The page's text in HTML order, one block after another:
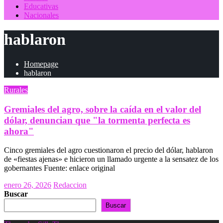
Educativas
Nacionales
hablaron
Homepage
hablaron
Rurales
Gremiales del agro, sobre la caída en el valor del
dólar, denuncian que "la tormenta perfecta es
ahora"
Cinco gremiales del agro cuestionaron el precio del dólar, hablaron
de «fiestas ajenas» e hicieron un llamado urgente a la sensatez de los
gobernantes Fuente: enlace original
Posted
on
enero 26, 2026 Redaccion
Buscar
Buscar